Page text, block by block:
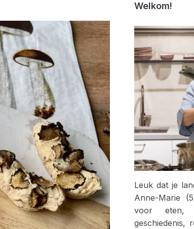
Welkom!
Leuk dat je
Anne-Marie
voor eten,
geschiedenis,